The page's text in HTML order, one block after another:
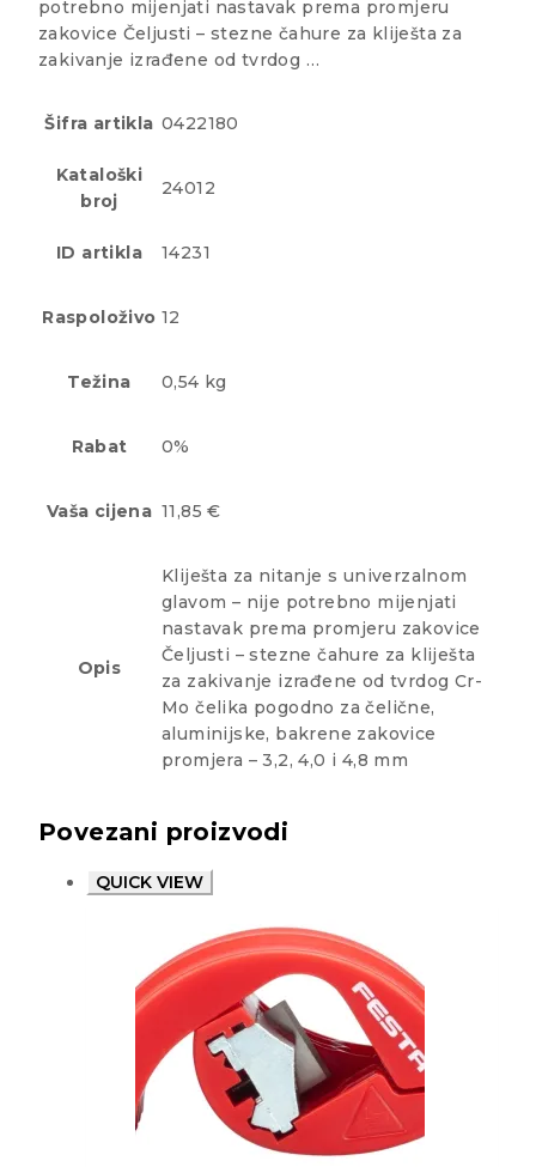
potrebno mijenjati nastavak prema promjeru
zakovice Čeljusti – stezne čahure za kliješta za
zakivanje izrađene od tvrdog …
Šifra artikla 0422180
Kataloški
broj
24012
ID artikla 14231
Raspoloživo 12
Težina 0,54 kg
Rabat 0%
Vaša cijena 11,85 €
Opis
Kliješta za nitanje s univerzalnom
glavom – nije potrebno mijenjati
nastavak prema promjeru zakovice
Čeljusti – stezne čahure za kliješta
za zakivanje izrađene od tvrdog Cr-
Mo čelika pogodno za čelične,
aluminijske, bakrene zakovice
promjera – 3,2, 4,0 i 4,8 mm
Povezani proizvodi
QUICK VIEW